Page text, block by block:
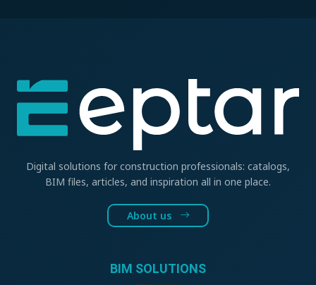
Digital solutions for construction professionals: catalogs,
BIM files, articles, and inspiration all in one place.
About us
BIM SOLUTIONS